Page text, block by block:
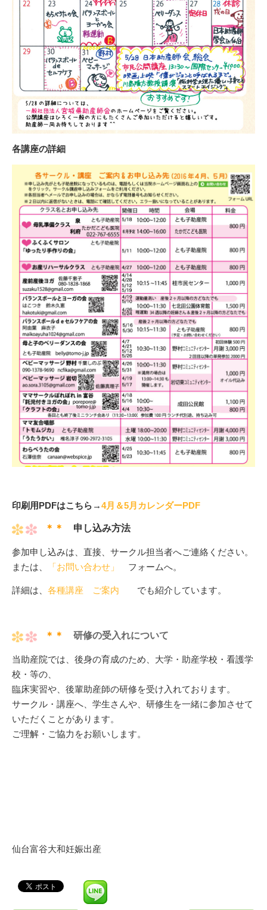
各講座の詳細
印刷用PDFはこちら→4月＆5月カレンダーPDF
＊＊ 申し込み方法
参加申し込みは、直接、サークル担当者へご連絡ください。
または、
「お問い合わせ」 フォームへ。
詳細は、 各種講座 ご案内 でも紹介しています。
＊＊ 研修の受入れについて
当助産院では、後身の育成のため、大学・助産学校・看護学
校・等の、
臨床実習や、後輩助産師の研修を受け入れております。
サークル・講座へ、学生さんや、研修生を一緒に参加させて
いただくことがあります。
ご理解・ご協力をお願いします。
仙台富谷大和妊娠出産